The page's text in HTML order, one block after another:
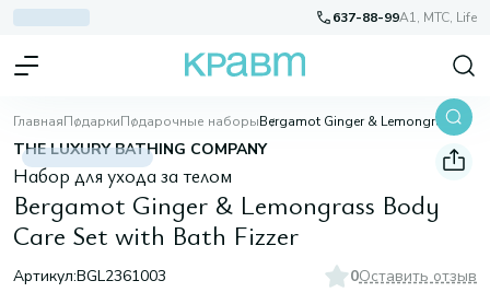
637-88-99A1, МТС, Life
ГлавнаяПодаркиПодарочные наборы Bergamot Ginger & Lemongrass Body Care Set with Bath Fizzer
THE LUXURY BATHING COMPANY
Набор для ухода за телом
Bergamot Ginger & Lemongrass Body
Care Set with Bath Fizzer
Артикул:BGL2361003 0Оставить отзыв